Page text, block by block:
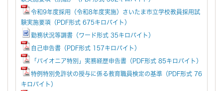
令和9年度採用（令和8年度実施）さいたま市立学校教員採用試
験実施要項（PDF形式 675キロバイト）
勤務状況等調書（ワード形式 35キロバイト）
自己申告書（PDF形式 157キロバイト）
「パイオニア特別」実務経歴申告書（PDF形式 85キロバイト）
特例特別免許状の授与に係る教育職員検定の基準（PDF形式 76
キロバイト）